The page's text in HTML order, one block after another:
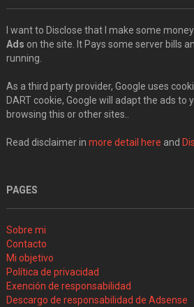
I want to Disclose that I make some
Ads on the site. It Pays some server bills
running.
As a third party provider, Google uses
DART cookie, Google will adapt the ads to
browsing this or other sites..
Read disclaimer in more detail here and
PAGES
Sobre mi
Contacto
Mi objetivo
Política de privacidad
Exención de responsabilidad
Descargo de responsabilidad de Adsense